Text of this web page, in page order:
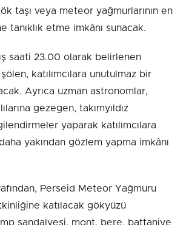
taşı veya meteor yağmurlarının en
tanıklık etme imkânı sunacak.
saati 23.00 olarak belirlenen
katılımcılara unutulmaz bir
Ayrıca uzman astronomlar,
gezegen, takımyıldız
yaparak katılımcılara
yakından gözlem yapma imkânı
Perseid Meteor Yağmuru
katılacak gökyüzü
sandalyesi, mont, bere, battaniye